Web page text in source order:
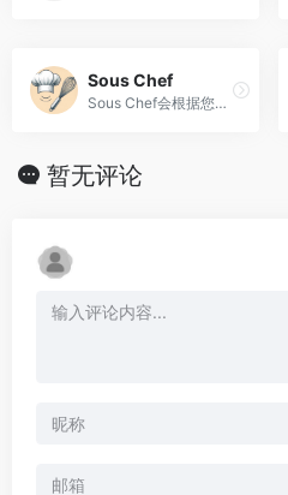
Sous Chef
Sous Chef会根据您喜欢的食物和您拥有的食材为您提供食谱。
暂无评论